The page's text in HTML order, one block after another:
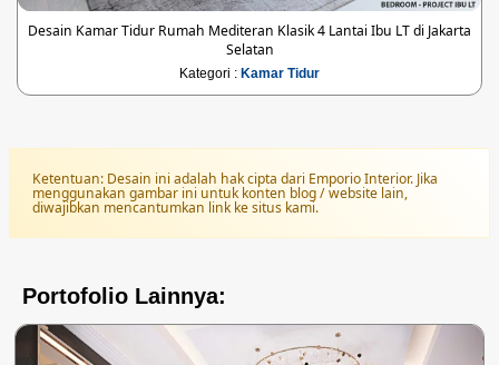
Desain Kamar Tidur Rumah Mediteran Klasik 4 Lantai Ibu LT di Jakarta
Selatan
Kategori : Kamar Tidur
Ketentuan: Desain ini adalah hak cipta dari Emporio Interior. Jika
menggunakan gambar ini untuk konten blog / website lain,
diwajibkan mencantumkan link ke situs kami.
Portofolio Lainnya: